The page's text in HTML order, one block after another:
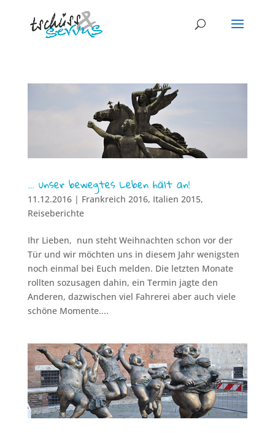
… unser bewegtes Leben hält an!
11.12.2016| Frankreich 2016, Italien 2015,
Reiseberichte
Ihr Lieben, nun steht Weihnachten schon vor der
Tür und wir möchten uns in diesem Jahr wenigsten
noch einmal bei Euch melden. Die letzten Monate
rollten sozusagen dahin, ein Termin jagte den
Anderen, dazwischen viel Fahrerei aber auch viele
schöne Momente....